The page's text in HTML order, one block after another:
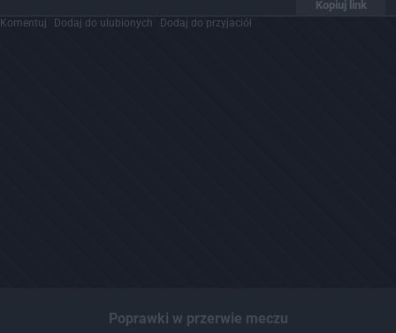
Kopiuj link
Komentuj Dodaj do ulubionych Dodaj do przyjaciół
Poprawki w przerwie meczu